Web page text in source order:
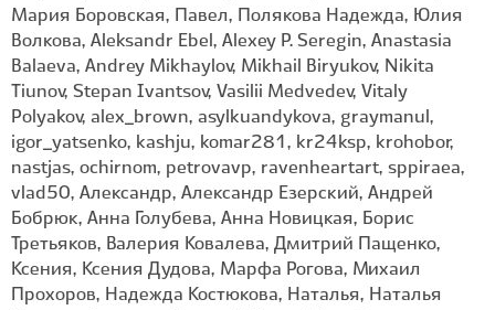
Мария Боровская, Павел, Полякова Надежда, Юлия
Волкова, Aleksandr Ebel, Alexey P. Seregin, Anastasia
Balaeva, Andrey Mikhaylov, Mikhail Biryukov, Nikita
Tiunov, Stepan Ivantsov, Vasilii Medvedev, Vitaly
Polyakov, alex_brown, asylkuandykova, graymanul,
igor_yatsenko, kashju, komar281, kr24ksp, krohobor,
nastjas, ochirnom, petrovavp, ravenheartart, sppiraea,
vlad50, Александр, Александр Езерский, Андрей
Бобрюк, Анна Голубева, Анна Новицкая, Борис
Третьяков, Валерия Ковалева, Дмитрий Пащенко,
Ксения, Ксения Дудова, Марфа Рогова, Михаил
Прохоров, Надежда Костюкова, Наталья, Наталья